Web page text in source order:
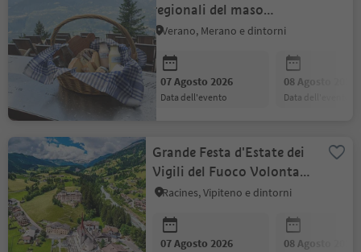
regionali del maso
Lenkhof
Verano, Merano e dintorni
07 Agosto 2026
data dell'evento
08 Agosto 2026
data dell'evento
Grande Festa d'Estate dei
Vigili del Fuoco Volontari
di Mareta
Racines, Vipiteno e dintorni
07 Agosto 2026 08 Agosto 2026